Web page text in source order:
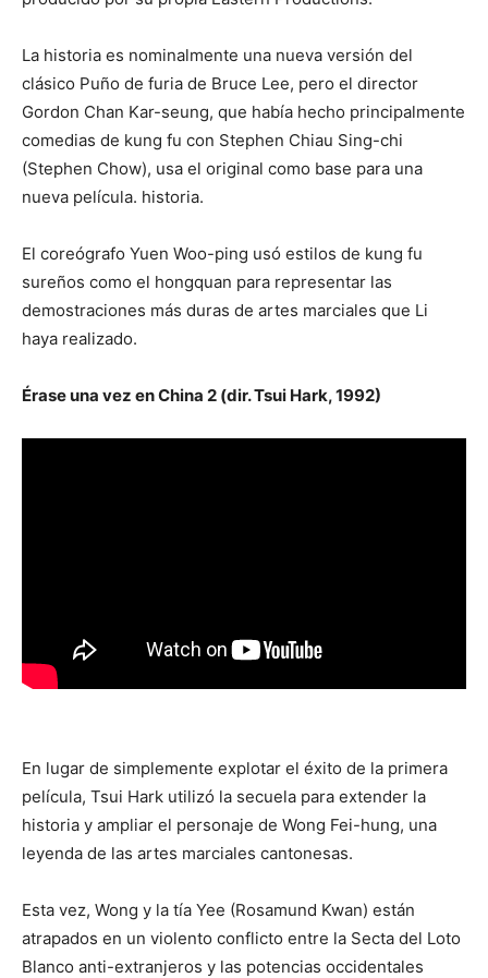
La historia es nominalmente una nueva versión del
clásico Puño de furia de Bruce Lee, pero el director
Gordon Chan Kar-seung, que había hecho principalmente
comedias de kung fu con Stephen Chiau Sing-chi
(Stephen Chow), usa el original como base para una
nueva película. historia.
El coreógrafo Yuen Woo-ping usó estilos de kung fu
sureños como el hongquan para representar las
demostraciones más duras de artes marciales que Li
haya realizado.
Érase una vez en China 2 (dir. Tsui Hark, 1992)
En lugar de simplemente explotar el éxito de la primera
película, Tsui Hark utilizó la secuela para extender la
historia y ampliar el personaje de Wong Fei-hung, una
leyenda de las artes marciales cantonesas.
Esta vez, Wong y la tía Yee (Rosamund Kwan) están
atrapados en un violento conflicto entre la Secta del Loto
Blanco anti-extranjeros y las potencias occidentales